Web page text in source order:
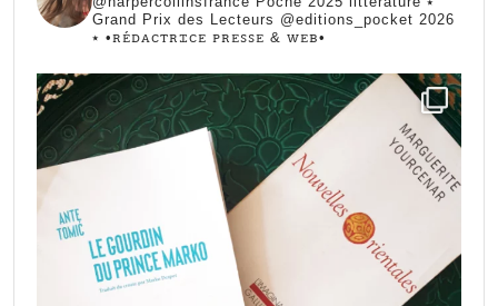
Grand Prix des Lecteurs @editions_pocket 2026
⭑ •ꭱꭼ́ꭰꭺꮯꭲꭱꮖꮯꭼ ꮲꭱꭼꮪꮪꭼ & ꮃꭼᏼ•